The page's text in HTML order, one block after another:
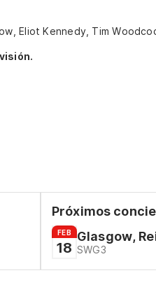
Eliot Kennedy, Tim
Próximos
FEB
18
Glasgow,
SWG3